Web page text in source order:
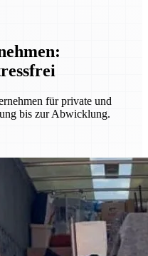
für private und
bis zur Abwicklung.